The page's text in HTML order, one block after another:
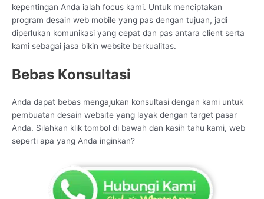
kepentingan Anda ialah focus kami. Untuk menciptakan
program desain web mobile yang pas dengan tujuan, jadi
diperlukan komunikasi yang cepat dan pas antara client serta
kami sebagai jasa bikin website berkualitas.
Bebas Konsultasi
Anda dapat bebas mengajukan konsultasi dengan kami untuk
pembuatan desain website yang layak dengan target pasar
Anda. Silahkan klik tombol di bawah dan kasih tahu kami, web
seperti apa yang Anda inginkan?